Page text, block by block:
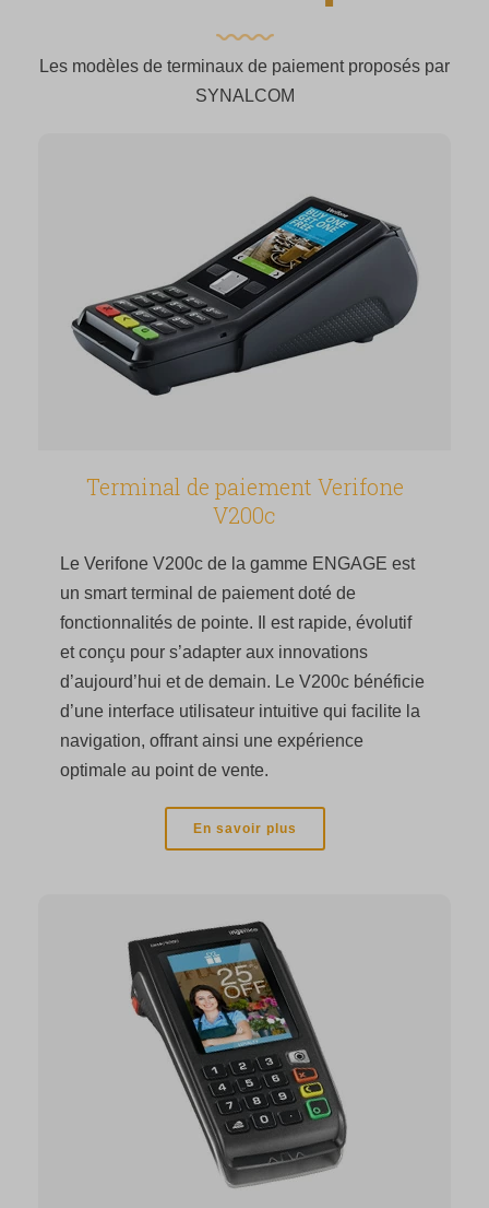
Les modèles de terminaux de paiement proposés par
SYNALCOM
Terminal de paiement Verifone
V200c
Le Verifone V200c de la gamme ENGAGE est
un smart terminal de paiement doté de
fonctionnalités de pointe. Il est rapide, évolutif
et conçu pour s’adapter aux innovations
d’aujourd’hui et de demain. Le V200c bénéficie
d’une interface utilisateur intuitive qui facilite la
navigation, offrant ainsi une expérience
optimale au point de vente.
En savoir plus